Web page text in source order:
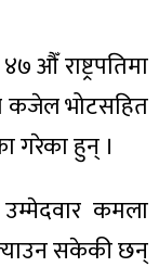
औँ राष्ट्रपतिमा
कजेल भोटसहित
गरेका हुन् ।
उम्मेदवार कमला
सकेकी छन्